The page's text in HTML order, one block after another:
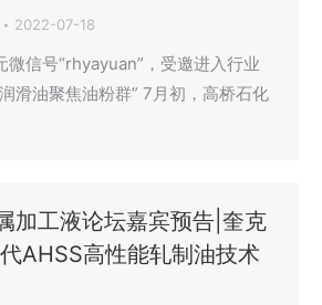
2022-07-18
微信号“rhyayuan”，受邀进入行业
滑油聚焦油粉群” 7月初，高桥石化
加工液论坛嘉宾预告|奎克
AHSS高性能轧制油技术